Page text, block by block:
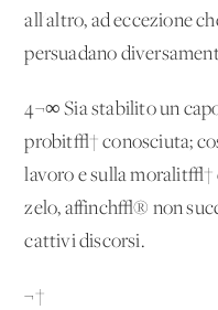
all'altro, ad eccezione
persuadano
4¬∞ Sia stabilito un
probit√† conosciuta;
lavoro e sulla moralit√†
zelo, affinch√® non
cattivi discorsi.
¬†